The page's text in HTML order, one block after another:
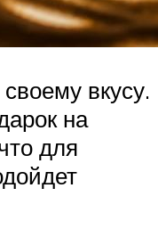
вкусу.
на
для